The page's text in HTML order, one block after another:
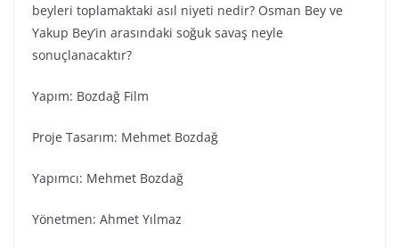
beyleri toplamaktaki asıl niyeti nedir? Osman Bey ve
Yakup Bey’in arasındaki soğuk savaş neyle
sonuçlanacaktır?
Yapım: Bozdağ Fi̇lm
Proje Tasarım: Mehmet Bozdağ
Yapımcı: Mehmet Bozdağ
Yönetmen: Ahmet Yılmaz